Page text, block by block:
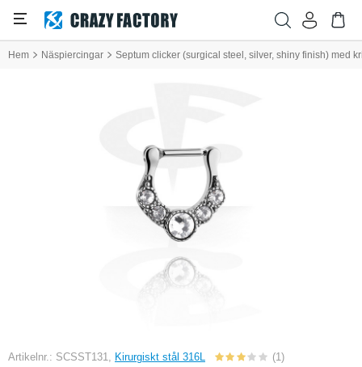
Hem Näspiercingar Septum clicker (surgical steel, silver, shiny finish) med
Artikelnr.: SCSST131, Kirurgiskt stål 316L (1)